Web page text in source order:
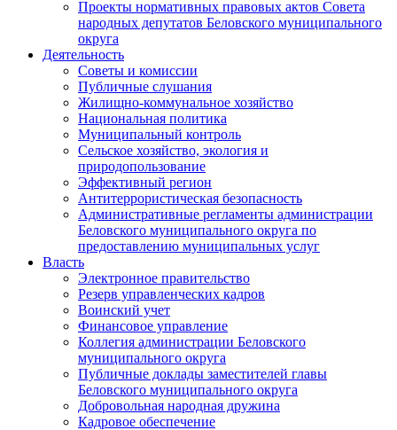
Проекты нормативных правовых актов Совета
народных депутатов Беловского муниципального
округа
Деятельность
Советы и комиссии
Публичные слушания
Жилищно-коммунальное хозяйство
Национальная политика
Муниципальный контроль
Сельское хозяйство, экология и
природопользование
Эффективный регион
Антитеррористическая безопасность
Административные регламенты администрации
Беловского муниципального округа по
предоставлению муниципальных услуг
Власть
Электронное правительство
Резерв управленческих кадров
Воинский учет
Финансовое управление
Коллегия администрации Беловского
муниципального округа
Публичные доклады заместителей главы
Беловского муниципального округа
Добровольная народная дружина
Кадровое обеспечение